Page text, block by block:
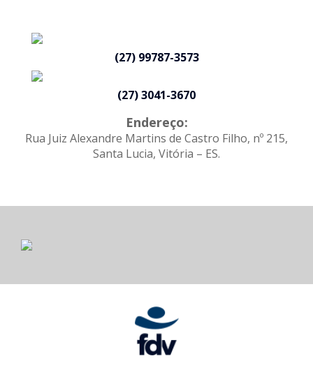
(27) 99787-3573
(27) 3041-3670
Endereço:
Rua Juiz Alexandre Martins de Castro Filho, nº 215,
Santa Lucia, Vitória – ES.